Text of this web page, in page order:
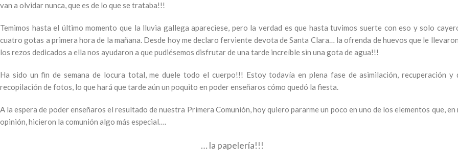
van a olvidar nunca, que es de lo que se trataba!!!
Temimos hasta el último momento que la lluvia gallega apareciese, pero la verdad es que hasta tuvimos suerte con eso y solo
cuatro gotas a primera hora de la mañana. Desde hoy me declaro ferviente devota de Santa Clara… la ofrenda de huevos que le
los rezos dedicados a ella nos ayudaron a que pudiésemos disfrutar de una tarde increíble sin una gota de agua!!!
Ha sido un fin de semana de locura total, me duele todo el cuerpo!!! Estoy todavía en plena fase de asimilación, recuperación y
recopilación de fotos, lo que hará que tarde aún un poquito en poder enseñaros cómo quedó la fiesta.
A la espera de poder enseñaros el resultado de nuestra Primera Comunión, hoy quiero pararme un poco en uno de los elementos que, en
opinión, hicieron la comunión algo más especial….
… la papelería!!!